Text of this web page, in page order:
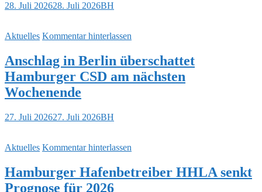
28. Juli 202628. Juli 2026BH
Aktuelles Kommentar hinterlassen
Anschlag in Berlin überschattet
Hamburger CSD am nächsten
Wochenende
27. Juli 202627. Juli 2026BH
Aktuelles Kommentar hinterlassen
Hamburger Hafenbetreiber HHLA senkt
Prognose für 2026